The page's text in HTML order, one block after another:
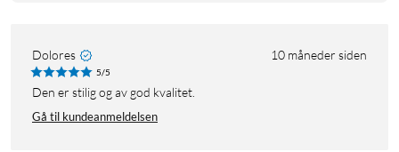
Dolores 10 måneder siden
5/5
Den er stilig og av god kvalitet.
Gå til kundeanmeldelsen